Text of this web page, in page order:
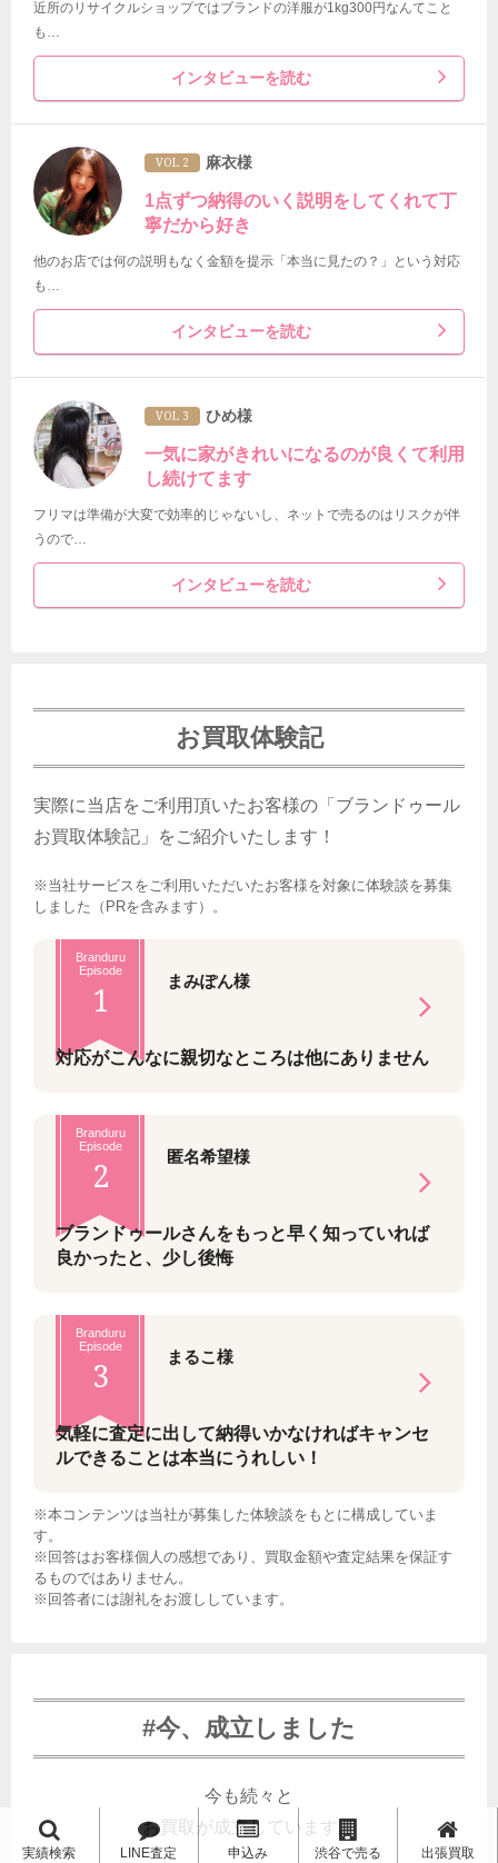
近所のリサイクルショップではブランドの洋服が1kg300円なんてこと
も…
インタビューを読む
VOL 2 麻衣様
1点ずつ納得のいく説明をしてくれて丁
寧だから好き
他のお店では何の説明もなく金額を提示「本当に見たの？」という対応
も…
インタビューを読む
VOL 3 ひめ様
一気に家がきれいになるのが良くて利用
し続けてます
フリマは準備が大変で効率的じゃないし、ネットで売るのはリスクが伴
うので…
インタビューを読む
お買取体験記
実際に当店をご利用頂いたお客様の「ブランドゥール
お買取体験記」をご紹介いたします！
※当社サービスをご利用いただいたお客様を対象に体験談を募集
しました（PRを含みます）。
Branduru
Episode
1 まみぽん様
対応がこんなに親切なところは他にありません
Branduru
Episode
2 匿名希望様
ブランドゥールさんをもっと早く知っていれば
良かったと、少し後悔
Branduru
Episode
3 まるこ様
気軽に査定に出して納得いかなければキャンセ
ルできることは本当にうれしい！
※本コンテンツは当社が募集した体験談をもとに構成していま
す。
※回答はお客様個人の感想であり、買取金額や査定結果を保証す
るものではありません。
※回答者には謝礼をお渡ししています。
#今、成立しました
今も続々と
お買取が成立しています。
実績検索 LINE査定 申込み 渋谷で売る 出張買取